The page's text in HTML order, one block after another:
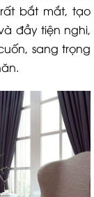
bắt mắt, tạo
đầy tiện nghi,
sang trọng